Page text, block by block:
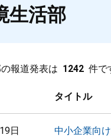
生活部
報道発表は 1242 件で
タイトル
日 中小企業向